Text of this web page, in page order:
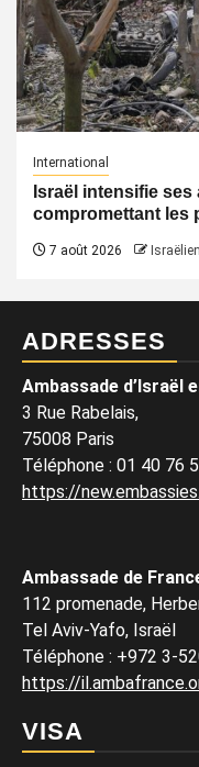
International
Israël intensifie
compromettant les
7 août 2026 Israëlien
ADRESSES
Ambassade d’Israël
3 Rue Rabelais,
75008 Paris
Téléphone : 01 40 76
https://
Ambassade de
112 promenade,
Tel Aviv-Yafo, Israël
Téléphone : +972 3-
https://
VISA